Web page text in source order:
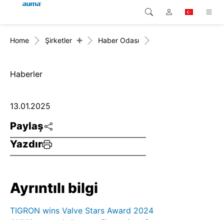
Ürünler
Çözümler
Servis
Şirketler
Global
Avrupa
Asya ve Pasifik
Kuzey Amerika
Arama
Home Şirketler + Haber Odası
Haberler
Paylaş
Yazdır
13.01.2025
Ayrıntılı bilgi
TIGRON wins Valve Stars Award 2024